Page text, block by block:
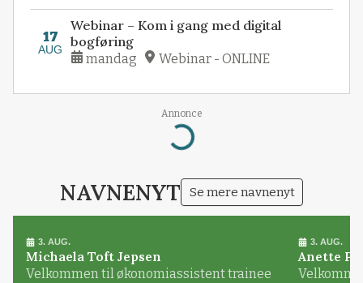
17
AUG
Webinar – Kom i gang med digital
bogføring
mandag Webinar - ONLINE
Annonce
Loading...
NAVNENYT Se mere navnenyt
3. AUG.
Michaela Toft Jepsen
Velkommen til økonomiassistent trainee
3. AUG.
Anette